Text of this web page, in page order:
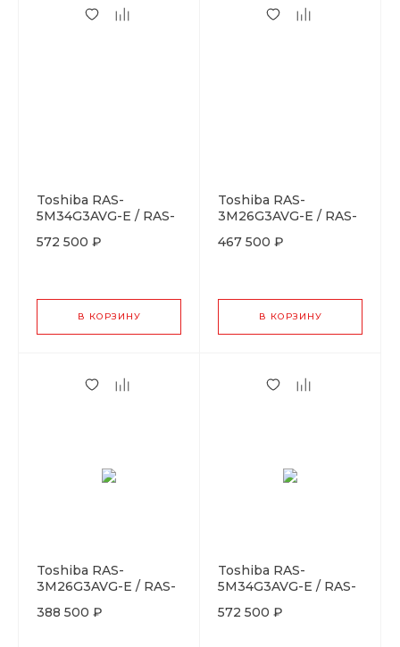
Toshiba RAS-
5M34G3AVG-E / RAS-
572 500 ₽
В КОРЗИНУ
Toshiba RAS-
3M26G3AVG-E / RAS-
B10N4KVRG-Ex2
467 500 ₽
В КОРЗИНУ
Toshiba RAS-
3M26G3AVG-E / RAS-
388 500 ₽
Toshiba RAS-
5M34G3AVG-E / RAS-
572 500 ₽